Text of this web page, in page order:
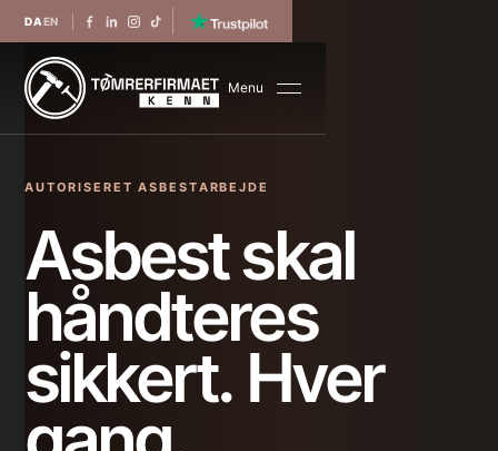
DAEN
Menu
AUTORISERET ASBESTARBEJDE
Asbest skal
håndteres
sikkert. Hver